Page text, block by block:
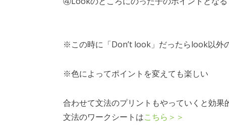
※この時に「Don’t look」だったらlook以外
※色によってポイントを変えても楽しい
合わせて文法のプリントもやっていくと効果
文法のワークシートはこちら＞＞